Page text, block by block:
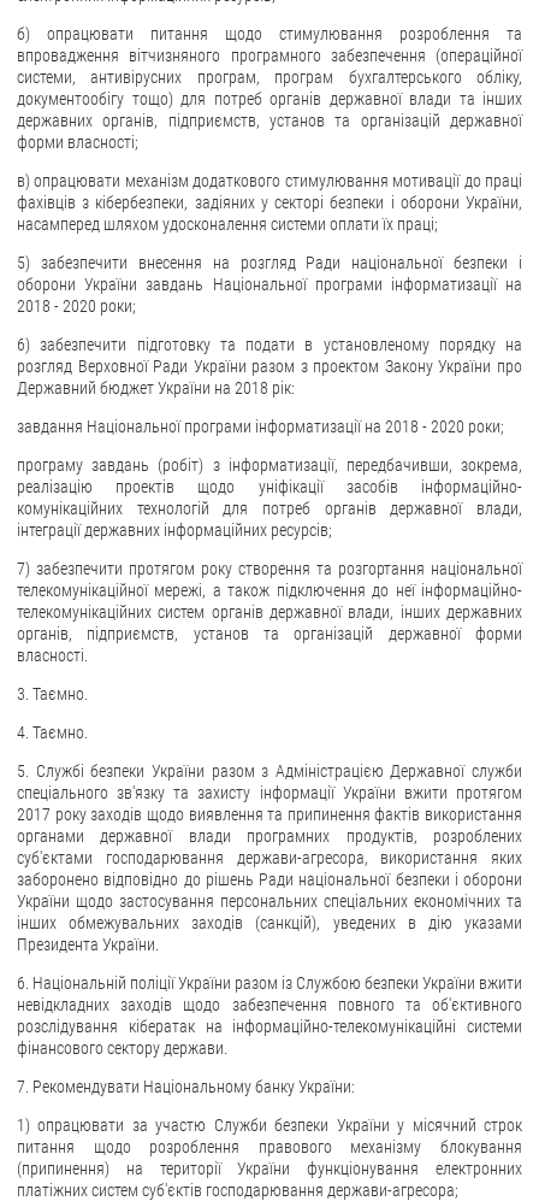
б) опрацювати питання щодо стимулювання розроблення та
впровадження вітчизняного програмного забезпечення (операційної
системи, антивірусних програм, програм бухгалтерського обліку,
документообігу тощо) для потреб органів державної влади та інших
державних органів, підприємств, установ та організацій державної
форми власності;
в) опрацювати механізм додаткового стимулювання мотивації до праці
фахівців з кібербезпеки, задіяних у секторі безпеки і оборони України,
насамперед шляхом удосконалення системи оплати їх праці;
5) забезпечити внесення на розгляд Ради національної безпеки і
оборони України завдань Національної програми інформатизації на
2018 - 2020 роки;
6) забезпечити підготовку та подати в установленому порядку на
розгляд Верховної Ради України разом з проектом Закону України про
Державний бюджет України на 2018 рік:
завдання Національної програми інформатизації на 2018 - 2020 роки;
програму завдань (робіт) з інформатизації, передбачивши, зокрема,
реалізацію проектів щодо уніфікації засобів інформаційно-
комунікаційних технологій для потреб органів державної влади,
інтеграції державних інформаційних ресурсів;
7) забезпечити протягом року створення та розгортання національної
телекомунікаційної мережі, а також підключення до неї інформаційно-
телекомунікаційних систем органів державної влади, інших державних
органів, підприємств, установ та організацій державної форми
власності.
3. Таємно.
4. Таємно.
5. Службі безпеки України разом з Адміністрацією Державної служби
спеціального зв'язку та захисту інформації України вжити протягом
2017 року заходів щодо виявлення та припинення фактів використання
органами державної влади програмних продуктів, розроблених
суб'єктами господарювання держави-агресора, використання яких
заборонено відповідно до рішень Ради національної безпеки і оборони
України щодо застосування персональних спеціальних економічних та
інших обмежувальних заходів (санкцій), уведених в дію указами
Президента України.
6. Національній поліції України разом із Службою безпеки України вжити
невідкладних заходів щодо забезпечення повного та об'єктивного
розслідування кібератак на інформаційно-телекомунікаційні системи
фінансового сектору держави.
7. Рекомендувати Національному банку України:
1) опрацювати за участю Служби безпеки України у місячний строк
питання щодо розроблення правового механізму блокування
(припинення) на території України функціонування електронних
платіжних систем суб'єктів господарювання держави-агресора;